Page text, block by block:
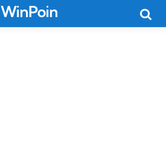
WinPoin